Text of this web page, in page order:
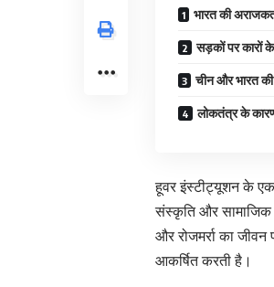
भारत की
सड़कों पर कारों
चीन और भारत की
लोकतंत्र के कारण
हूवर इंस्टीट्यूशन के एक
संस्कृति और सामाजिक
और रोजमर्रा का
आकर्षित करती है।